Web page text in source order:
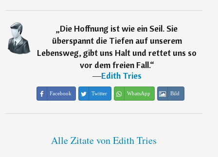
„Die Hoffnung ist wie ein Seil. Sie
überspannt die Tiefen auf unserem
Lebensweg, gibt uns Halt und rettet uns so
vor dem freien Fall.“
―Edith Tries
Facebook Twitter WhatsApp Bild
Alle Zitate von Edith Tries